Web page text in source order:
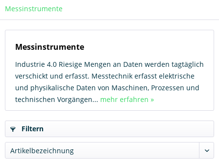
Messinstrumente
Messinstrumente
Industrie 4.0 Riesige Mengen an Daten werden tagtäglich
verschickt und erfasst. Messtechnik erfasst elektrische
und physikalische Daten von Maschinen, Prozessen und
technischen Vorgängen... mehr erfahren »
Filtern